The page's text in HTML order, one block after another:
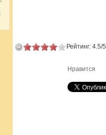
Рейтинг: 4.5/5
Нравится